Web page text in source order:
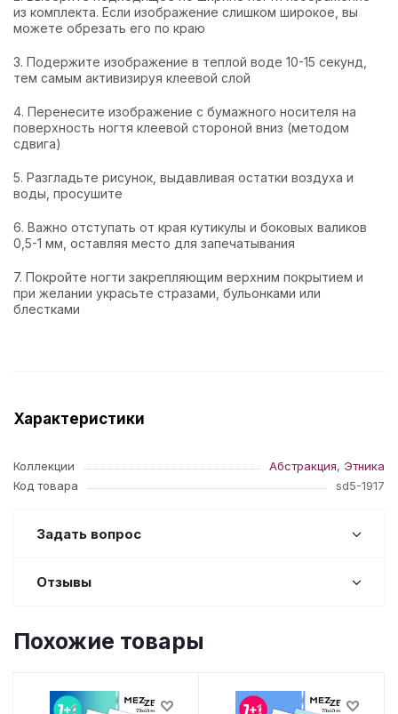
из комплекта. Если изображение слишком широкое, вы
можете обрезать его по краю
3. Подержите изображение в теплой воде 10-15 секунд,
тем самым активизируя клеевой слой
4. Перенесите изображение с бумажного носителя на
поверхность ногтя клеевой стороной вниз (методом
сдвига)
5. Разгладьте рисунок, выдавливая остатки воздуха и
воды, просушите
6. Важно отступать от края кутикулы и боковых валиков
0,5-1 мм, оставляя место для запечатывания
7. Покройте ногти закрепляющим верхним покрытием и
при желании украсьте стразами, бульонками или
блестками
Характеристики
Коллекции Абстракция, Этника
Код товара
sd5-1917
Задать вопрос
Отзывы
Похожие товары